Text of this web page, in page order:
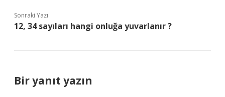
Sonraki Yazı
12, 34 sayıları hangi onluğa yuvarlanır ?
Bir yanıt yazın